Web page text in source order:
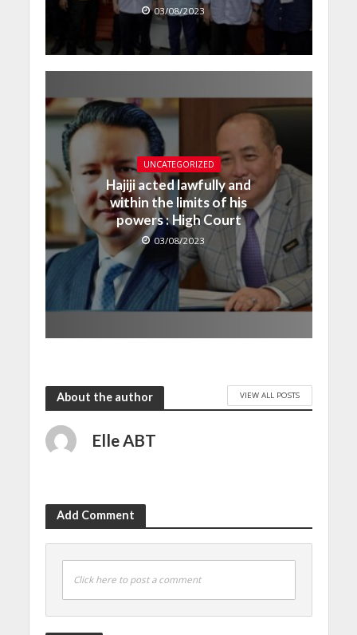
03/08/2023
UNCATEGORIZED
Hajiji acted lawfully and
within the limits of his
powers : High Court
03/08/2023
About the author VIEW ALL POSTS
Elle ABT
Add Comment
Click here to post a comment